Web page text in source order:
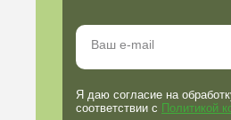
Я даю согласие на
соответствии с Политикой